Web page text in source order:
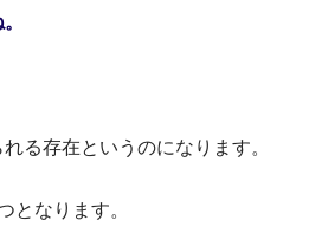
る存在というのになります。
となります。